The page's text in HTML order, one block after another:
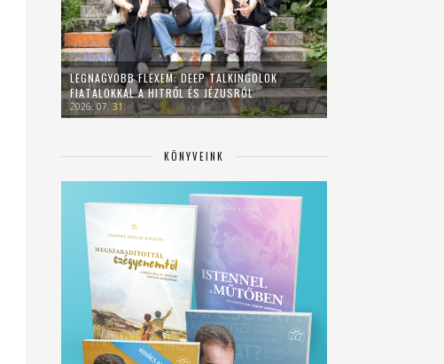
LEGNAGYOBB FLEXEM: DEEP TALKINGOLOK
FIATALOKKAL A HITRŐL ÉS JÉZUSRÓL
2026. 07. 31.
KÖNYVEINK